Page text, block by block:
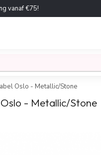
vanaf €75!
Oslo - Metallic/Stone
- Metallic/Stone